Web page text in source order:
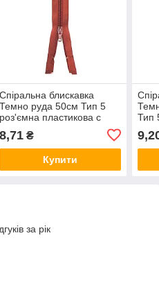
Спіральна блискавка
Темно руда 50см Тип 5
роз'ємна пластикова с
8,71₴
Купити
Тип
за рік